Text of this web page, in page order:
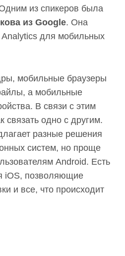
из спикеров была
из Google. Она
Analytics для мобильных
мобильные браузеры
а мобильные
В связи с этим
связать одно с другим.
разные решения
систем, но проще
Android. Есть
iOS, позволяющие
и все, что происходит